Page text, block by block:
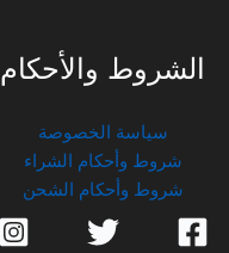
الشروط والأحكام
سياسة الخصوصة
شروط وأحكام الشراء
شروط وأحكام الشحن